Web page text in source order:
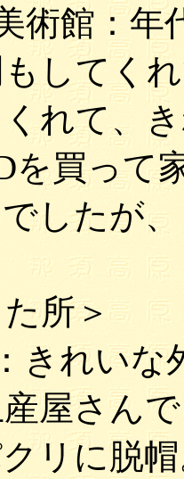
術館：年
してく
れて、
を買って
したが
所＞
きれいな
屋さん
リに脱